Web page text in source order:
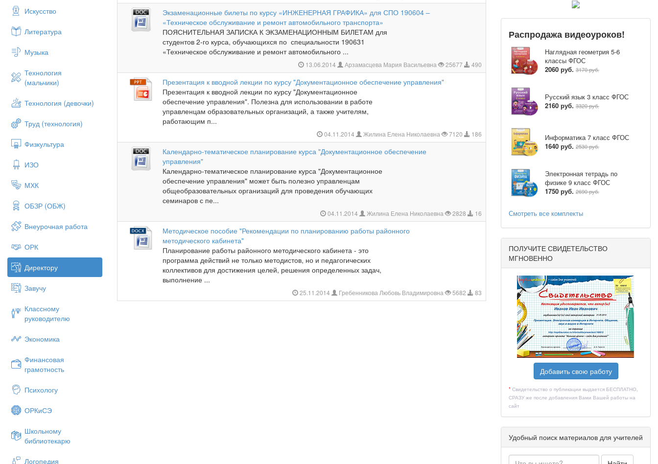
Искусство
Литература
Музыка
Технология
(мальчики)
Технология (девочки)
Труд (технология)
Физкультура
ИЗО
МХК
ОБЗР (ОБЖ)
Внеурочная работа
ОРК
Директору
Завучу
Классному
руководителю
Экономика
Финансовая
грамотность
Психологу
ОРКиСЭ
Школьному
библиотекарю
Логопедия
Экзаменационные билеты по курсу «ИНЖЕНЕРНАЯ ГРАФИКА» для СПО 190604 –
«Техническое обслуживание и ремонт автомобильного транспорта»
ПОЯСНИТЕЛЬНАЯ ЗАПИСКА К ЭКЗАМЕНАЦИОННЫМ БИЛЕТАМ для
студентов 2-го курса, обучающихся по специальности 190631
«Техническое обслуживание и ремонт автомобильного ...
13.06.2014 Арзамасцева Мария Васильевна 25677 490
Презентация к вводной лекции по курсу "Документационное обеспечение управления"
Презентация к вводной лекции по курсу "Документационное
обеспечение управления". Полезна для использовании в работе
управленцам образовательных организаций, а также учителям,
работающим п...
04.11.2014 Жилина Елена Николаевна 7120 186
Календарно-тематическое планирование курса "Документационное обеспечение
управления"
Календарно-тематическое планирование курса "Документационное
обеспечение управления" может быть полезно управленцам
общеобразовательных организаций для проведения обучающих
семинаров с пе...
04.11.2014 Жилина Елена Николаевна 2828 16
Методическое пособие "Рекомендации по планированию работы районного
методического кабинета"
Планирование работы районного методического кабинета - это
программа действий не только методистов, но и педагогических
коллективов для достижения целей, решения определенных задач,
выполнение ...
25.11.2014 Гребенникова Любовь Владимировна 5682 83
Распродажа видеоуроков!
Наглядная геометрия 5-6
классы ФГОС
2060 руб. 3170 руб.
Русский язык 3 класс ФГОС
2160 руб. 3320 руб.
Информатика 7 класс ФГОС
1640 руб. 2530 руб.
Электронная тетрадь по
физике 9 класс ФГОС
1750 руб. 2690 руб.
Смотреть все комплекты
ПОЛУЧИТЕ СВИДЕТЕЛЬСТВО
МГНОВЕННО
Добавить свою работу
* Свидетельство о публикации выдается БЕСПЛАТНО,
СРАЗУ же после добавления Вами Вашей работы на
сайт
Удобный поиск материалов для учителей